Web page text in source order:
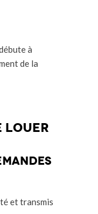
à
de la
louer
et transmis